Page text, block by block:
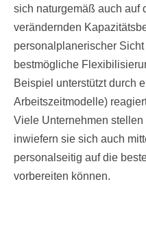
sich naturgemäß auch auf
verändernden
personalplanerischer
bestmögliche
Beispiel unterstützt durch
Arbeitszeitmodelle)
Viele Unternehmen
inwiefern sie sich auch
personalseitig auf die
vorbereiten können.